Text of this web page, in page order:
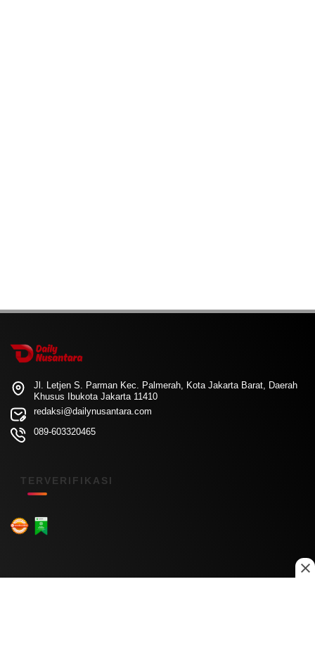
Jl. Letjen S. Parman Kec. Palmerah, Kota Jakarta Barat, Daerah
Khusus Ibukota Jakarta 11410
redaksi@dailynusantara.com
089-603320465
TERVERIFIKASI